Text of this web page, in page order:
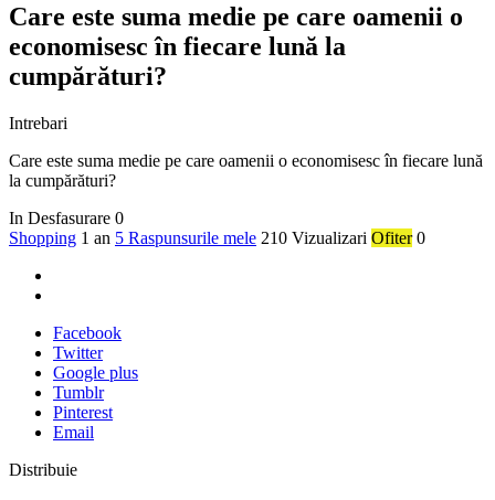
Care este suma medie pe care oamenii o
economisesc în fiecare lună la
cumpărături?
Intrebari
Care este suma medie pe care oamenii o economisesc în fiecare lună
la cumpărături?
In Desfasurare 0
Shopping 1 an 5 Raspunsurile mele 210 Vizualizari Ofiter 0
Facebook
Twitter
Google plus
Tumblr
Pinterest
Email
Distribuie